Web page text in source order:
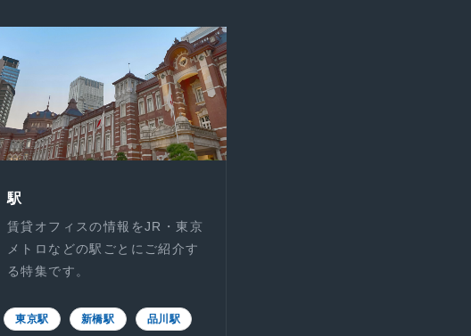
駅
賃貸オフィスの情報をJR・東京
メトロなどの駅ごとにご紹介す
る特集です。
東京駅 新橋駅 品川駅